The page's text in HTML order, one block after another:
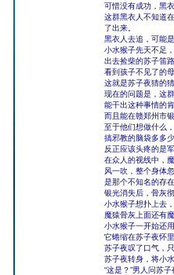
可惜没有成功，黑
这群黑衣人不知道
了出来。
黑衣人去追，可能
小水猴子先天不足
出去捡柴的苏子笛
看到孩子不见了的
这就是苏子夜猜的
现在的问题是，这
能干出这种事情的
而且能在赣郑州市
至于他们想做什么
搞邪教的脑袋多多
反正应该头疼的是
在众人的视线中，
风一吹，整个身体
是那个不知名的存
银光消失后，骨灰
小水猴子想扑上去
魔猿骨灰上面还有
小水猴子一开始还
它蜷缩在苏子夜怀
苏子夜叹了口气，
苏子夜转身，将小
“这是？”男人问苏子